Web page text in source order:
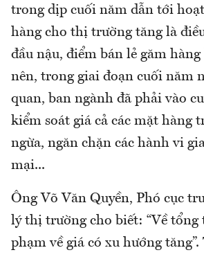
trong dịp cuối năm dẫn tới
hàng cho thị trường tăng là
đầu nậu, điểm bán lẻ găm
nên, trong giai đoạn cuối năm
quan, ban ngành đã phải vào
kiểm soát giá cả các mặt hàng
ngừa, ngăn chặn các hành vi
mại...
Ông Võ Văn Quyền, Phó cục
lý thị trường cho biết: “Về tổng
phạm về giá có xu hướng